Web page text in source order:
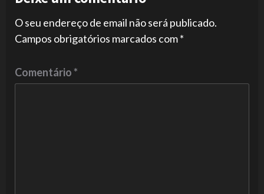
O seu endereço de email não será publicado.
Campos obrigatórios marcados com*
Comentário*